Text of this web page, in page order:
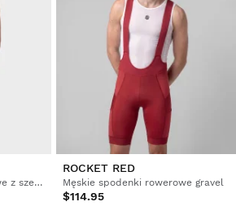
Męskie spodenki rowerowe z szelkami
ROCKET RED
Męskie spodenki rowerowe gravel
$114.95